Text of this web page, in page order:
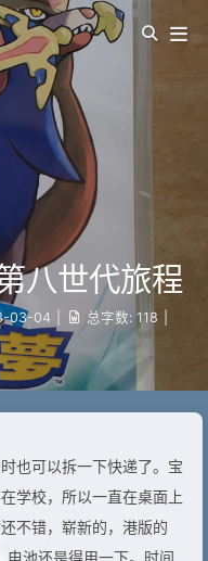
八世代旅程
03-04 总字数: 118
也可以拆一下快递了。宝
学校，所以一直在桌面上
不错，崭新的，港版的
池还是得用一下。时间